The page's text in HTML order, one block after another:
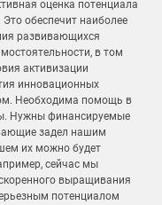
оценка потенциала
обеспечит наиболее
развивающихся
в том
активизации
инновационных
Необходима помощь в
Нужны финансируемые
задел нашим
их можно будет
сейчас мы
выращивания
потенциалом